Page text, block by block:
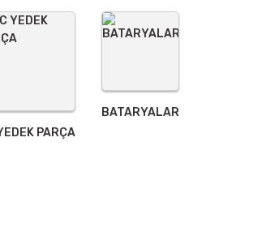
PARÇA
BATARYALAR